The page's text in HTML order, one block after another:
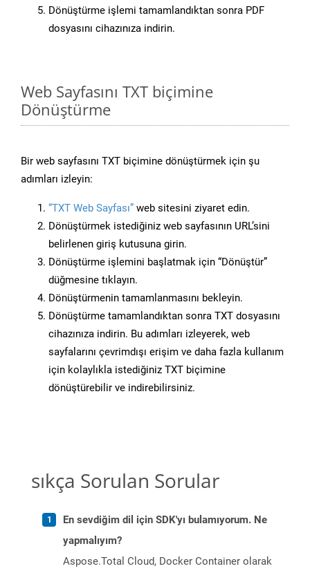
Dönüştürme işlemi tamamlandıktan sonra PDF
dosyasını cihazınıza indirin.
Web Sayfasını TXT biçimine
Dönüştürme
Bir web sayfasını TXT biçimine dönüştürmek için şu
adımları izleyin:
“TXT Web Sayfası” web sitesini ziyaret edin.
Dönüştürmek istediğiniz web sayfasının URL’sini
belirlenen giriş kutusuna girin.
Dönüştürme işlemini başlatmak için “Dönüştür”
düğmesine tıklayın.
Dönüştürmenin tamamlanmasını bekleyin.
Dönüştürme tamamlandıktan sonra TXT dosyasını
cihazınıza indirin. Bu adımları izleyerek, web
sayfalarını çevrimdışı erişim ve daha fazla kullanım
için kolaylıkla istediğiniz TXT biçimine
dönüştürebilir ve indirebilirsiniz.
sıkça Sorulan Sorular
En sevdiğim dil için SDK'yı bulamıyorum. Ne
yapmalıyım?
Aspose.Total Cloud, Docker Container olarak